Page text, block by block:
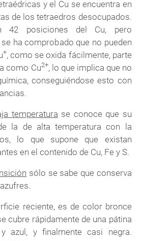
y el Cu se encuentra en
de los tetraedros desocupados.
42 posiciones del Cu, pero
ha comprobado que no pueden
+, como se oxida fácilmente, parte
como Cu2+, lo que implica que no
conseguiéndose esto con
temperatura se conoce que su
la de alta temperatura con la
lo que supone que existan
en el contenido de Cu, Fe y S.
sólo se sabe que conserva
reciente, es de color bronce
cubre rápidamente de una pátina
y azul, y finalmente casi negra.